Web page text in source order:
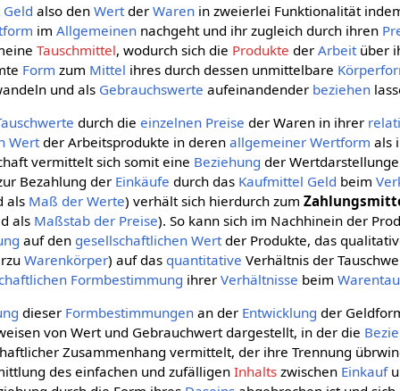
Geld also denWert derWaren in zweierlei Funktionalität
imAllgemeinen nachgeht und ihr zugleich durch ihren
Tauschmittel, wodurch sich die Produkte derArbeit über
Form zum Mittel ihres durch dessen unmittelbare
und als Gebrauchswerte aufeinandender beziehen
durch dieeinzelnen Preise der Waren in ihrer
Wert der Arbeitsprodukte in derenallgemeiner Wertform als
vermittelt sich somit eine Beziehung der
Bezahlung der Einkäufe durch das Kaufmittel Geld beim
als Maß der Werte) verhält sich hierdurch zum
als Maßstab der Preise). So kann sich im Nachhinein der
auf den gesellschaftlichen Wert der Produkte, das
Warenkörper) auf das quantitative Verhältnis der
Formbestimmung ihrerVerhältnisse beim
dieser Formbestimmungen an der Entwicklung der
von Wert und Gebrauchwert dargestellt, in der die
Zusammenhang vermittelt, der ihre Trennung
des einfachen und zufälligenInhalts zwischen Einkauf